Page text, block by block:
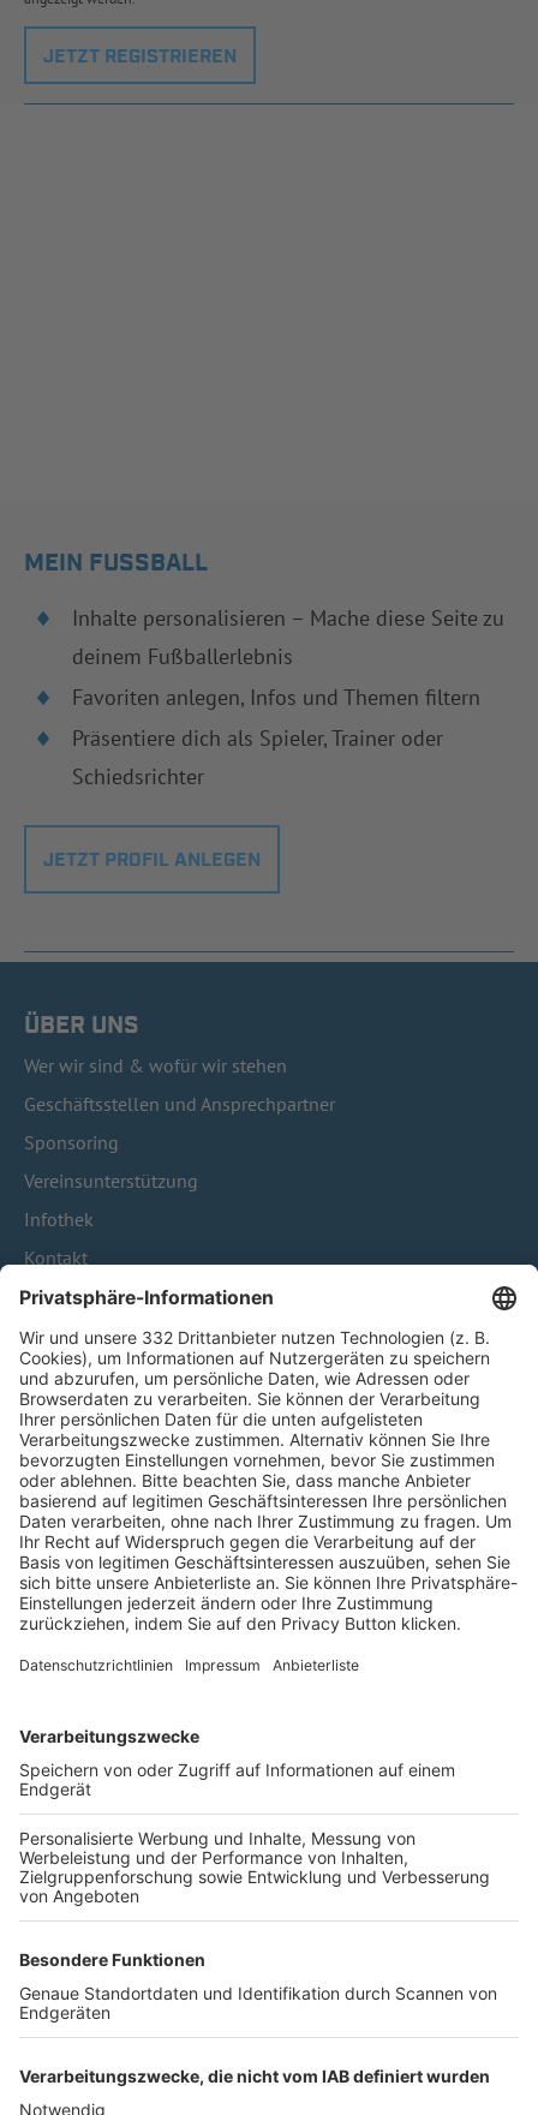
JETZT REGISTRIEREN
MEIN FUSSBALL
Inhalte personalisieren – Mache diese Seite zu
deinem Fußballerlebnis
Favoriten anlegen, Infos und Themen filtern
Präsentiere dich als Spieler, Trainer oder
Schiedsrichter
JETZT PROFIL ANLEGEN
ÜBER UNS
Wer wir sind & wofür wir stehen
Geschäftsstellen und Ansprechpartner
Sponsoring
Vereinsunterstützung
Infothek
Kontakt
HÄUFIG BESUCHTE SEITEN
Pässe und Vereinswechsel
Trainerausbildung
Schulungsangebot Vereinsmitarbeiter
BFV-Geschäftsstellen
Trainerbörse
Login SpielPlus
FOLGE DEM BFV
TOP-VEREINE
TOP-PARTNER